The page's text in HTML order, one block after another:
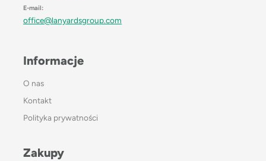
E-mail:
office@lanyardsgroup.com
Informacje
O nas
Kontakt
Polityka prywatności
Zakupy